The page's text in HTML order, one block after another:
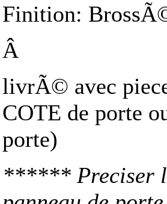
Finition:
Â
livrÃ© avec
COTE de porte
porte)
****** Preciser